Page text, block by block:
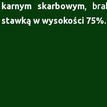
skarbowym,
w wysokości 75%.